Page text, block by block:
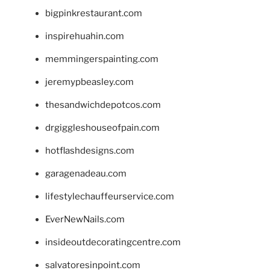
bigpinkrestaurant.com
inspirehuahin.com
memmingerspainting.com
jeremypbeasley.com
thesandwichdepotcos.com
drgiggleshouseofpain.com
hotflashdesigns.com
garagenadeau.com
lifestylechauffeurservice.com
EverNewNails.com
insideoutdecoratingcentre.com
salvatoresinpoint.com